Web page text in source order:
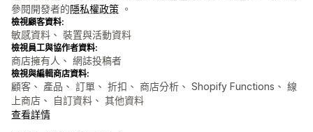
參閱開發者的隱私權政策 。
檢視顧客資料:
敏感資料、 裝置與活動資料
檢視員工與協作者資料:
商店擁有人、 網誌投稿者
檢視與編輯商店資料:
顧客、 產品、 訂單、 折扣、 商店分析、 Shopify Functions、 線
上商店、 自訂資料、 其他資料
查看詳情